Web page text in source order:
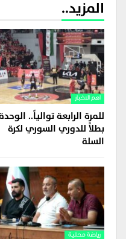
المزيد..
اهم الاخبار
للمرة الرابعة توالياً.. الوحدة
بطلاً للدوري السوري لكرة
السلة
رياضة محلية